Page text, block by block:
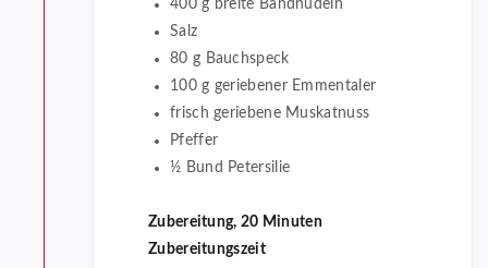
400 g breite Bandnudeln
Salz
80 g Bauchspeck
100 g geriebener Emmentaler
frisch geriebene Muskatnuss
Pfeffer
½ Bund Petersilie
Zubereitung, 20 Minuten
Zubereitungszeit